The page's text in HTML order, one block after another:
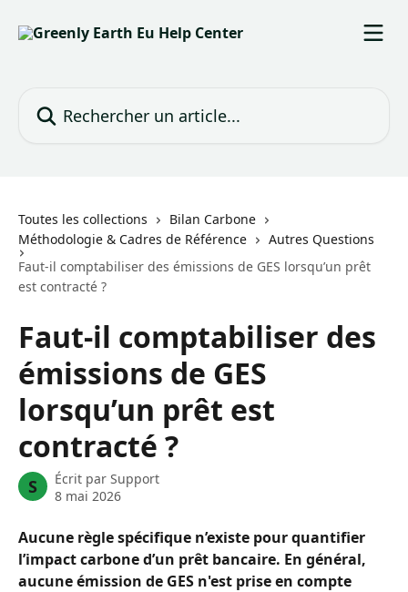
Toutes les collections
Bilan Carbone
Méthodologie & Cadres de Référence
Autres Questions
Faut-il comptabiliser des émissions de GES lorsqu’un prêt
est contracté ?
Faut-il comptabiliser des
émissions de GES
lorsqu’un prêt est
contracté ?
S Écrit par Support
8 mai 2026
Aucune règle spécifique n’existe pour quantifier
l’impact carbone d’un prêt bancaire. En général,
aucune émission de GES n'est prise en compte